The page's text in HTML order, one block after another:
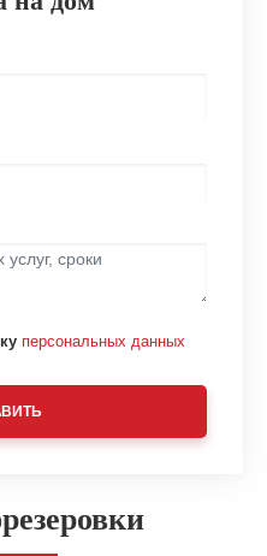
персональных данных